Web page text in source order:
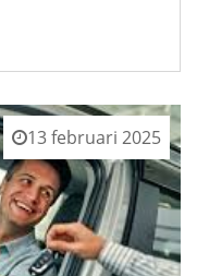
13 februari 2025